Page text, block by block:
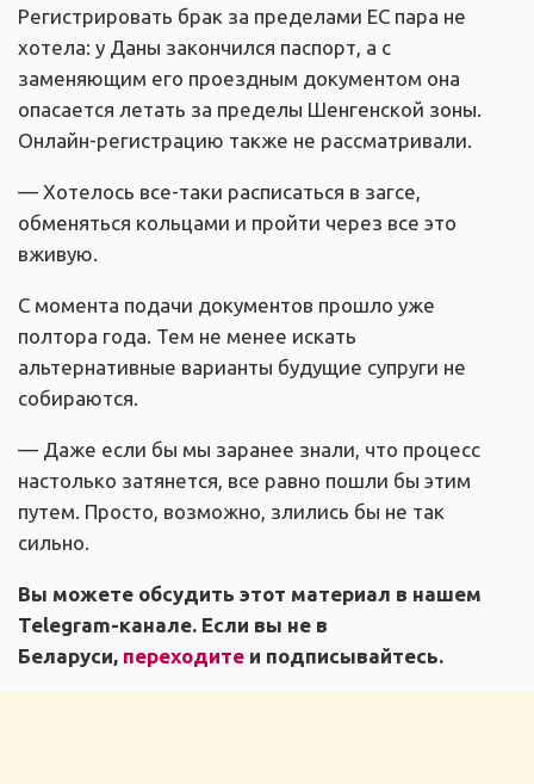
Регистрировать брак за пределами ЕС пара не
хотела: у Даны закончился паспорт, а с
заменяющим его проездным документом она
опасается летать за пределы Шенгенской зоны.
Онлайн-регистрацию также не рассматривали.
— Хотелось все-таки расписаться в загсе,
обменяться кольцами и пройти через все это
вживую.
С момента подачи документов прошло уже
полтора года. Тем не менее искать
альтернативные варианты будущие супруги не
собираются.
— Даже если бы мы заранее знали, что процесс
настолько затянется, все равно пошли бы этим
путем. Просто, возможно, злились бы не так
сильно.
Вы можете обсудить этот материал в нашем
Telegram-канале. Если вы не в
Беларуси, переходите и подписывайтесь.